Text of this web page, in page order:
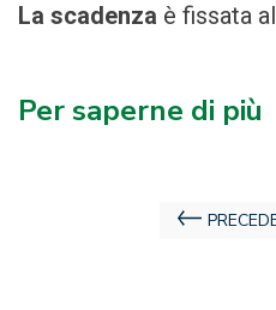
La scadenza è fissata al
Per saperne di più
Navigazione